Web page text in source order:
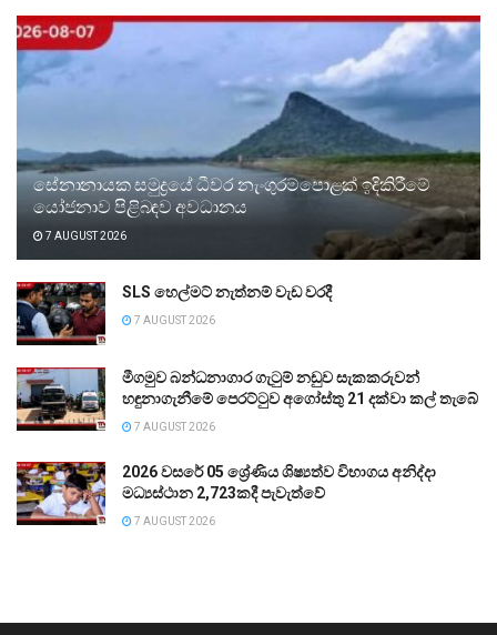
සේනානායක සමුද්‍රයේ ධීවර නැංගුරම්පොළක් ඉදිකිරීමේ
යෝජනාව පිළිබඳව අවධානය
7 AUGUST 2026
SLS හෙල්මට් නැත්නම් වැඩ වරදී
7 AUGUST 2026
මීගමුව බන්ධනාගාර ගැටුම් නඩුව සැකකරුවන්
හඳුනාගැනීමේ පෙරට්ටුව අගෝස්තු 21 දක්වා කල් තැබේ
7 AUGUST 2026
2026 වසරේ 05 ශ්‍රේණිය ශිෂ්‍යත්ව විභාගය අනිද්දා
මධ්‍යස්ථාන 2,723කදී පැවැත්වේ
7 AUGUST 2026